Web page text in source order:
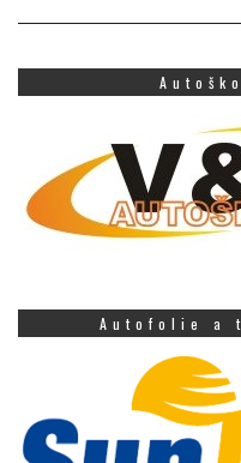
Autofolie a